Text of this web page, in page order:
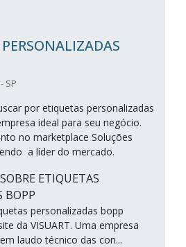
SP
por etiquetas personalizadas
ideal para seu negócio.
no marketplace Soluções
a líder do mercado.
ETIQUETAS
BOPP
personalizadas bopp
da VISUART. Uma empresa
laudo técnico das con...